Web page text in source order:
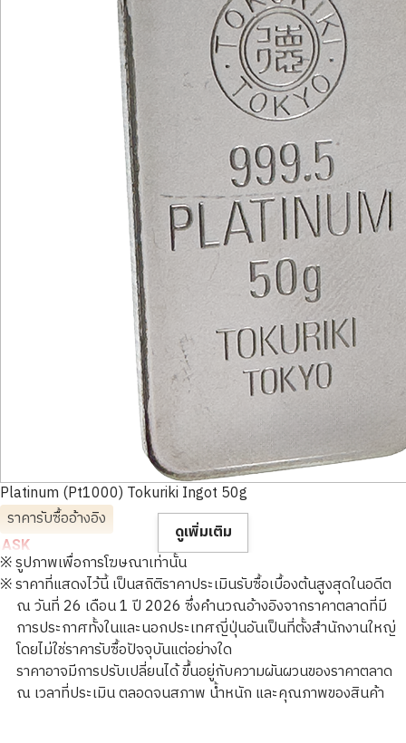
Platinum (Pt1000) Tokuriki Ingot 50g
ราคารับซื้ออ้างอิง
ASK
ดูเพิ่มเติม
※ รูปภาพเพื่อการโฆษณาเท่านั้น
※ ราคาที่แสดงไว้นี้ เป็นสถิติราคาประเมินรับซื้อเบื้องต้นสูงสุดในอดีต
ณ วันที่ 26 เดือน 1 ปี 2026 ซึ่งคำนวณอ้างอิงจากราคาตลาดที่มี
การประกาศทั้งในและนอกประเทศญี่ปุ่นอันเป็นที่ตั้งสำนักงานใหญ่
โดยไม่ใช่ราคารับซื้อปัจจุบันแต่อย่างใด
ราคาอาจมีการปรับเปลี่ยนได้ ขึ้นอยู่กับความผันผวนของราคาตลาด
ณ เวลาที่ประเมิน ตลอดจนสภาพ น้ำหนัก และคุณภาพของสินค้า